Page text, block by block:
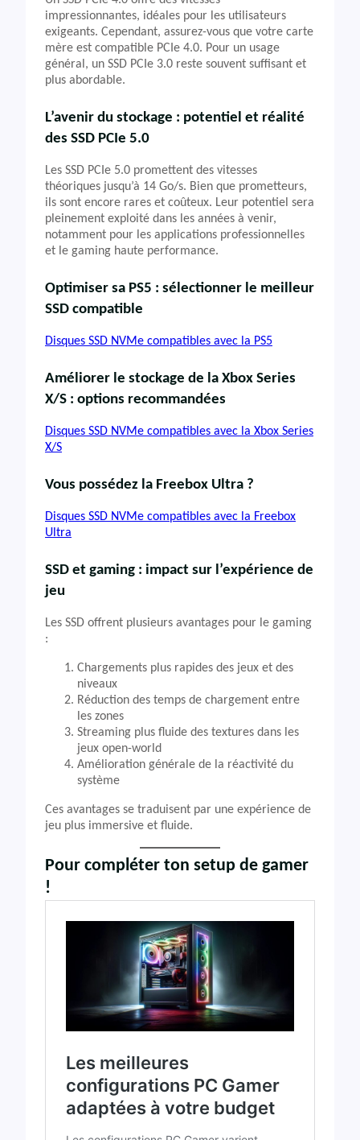
impressionnantes, idéales pour les utilisateurs
exigeants. Cependant, assurez-vous que votre carte
mère est compatible PCIe 4.0. Pour un usage
général, un SSD PCIe 3.0 reste souvent suffisant et
plus abordable.
L’avenir du stockage : potentiel et réalité
des SSD PCIe 5.0
Les SSD PCIe 5.0 promettent des vitesses
théoriques jusqu’à 14 Go/s. Bien que prometteurs,
ils sont encore rares et coûteux. Leur potentiel sera
pleinement exploité dans les années à venir,
notamment pour les applications professionnelles
et le gaming haute performance.
Optimiser sa PS5 : sélectionner le meilleur
SSD compatible
Disques SSD NVMe compatibles avec la PS5
Améliorer le stockage de la Xbox Series
X/S : options recommandées
Disques SSD NVMe compatibles avec la Xbox Series
X/S
Vous possédez la Freebox Ultra ?
Disques SSD NVMe compatibles avec la Freebox
Ultra
SSD et gaming : impact sur l’expérience de
jeu
Les SSD offrent plusieurs avantages pour le gaming
:
Chargements plus rapides des jeux et des
niveaux
Réduction des temps de chargement entre
les zones
Streaming plus fluide des textures dans les
jeux open-world
Amélioration générale de la réactivité du
système
Ces avantages se traduisent par une expérience de
jeu plus immersive et fluide.
Pour compléter ton setup de gamer
!